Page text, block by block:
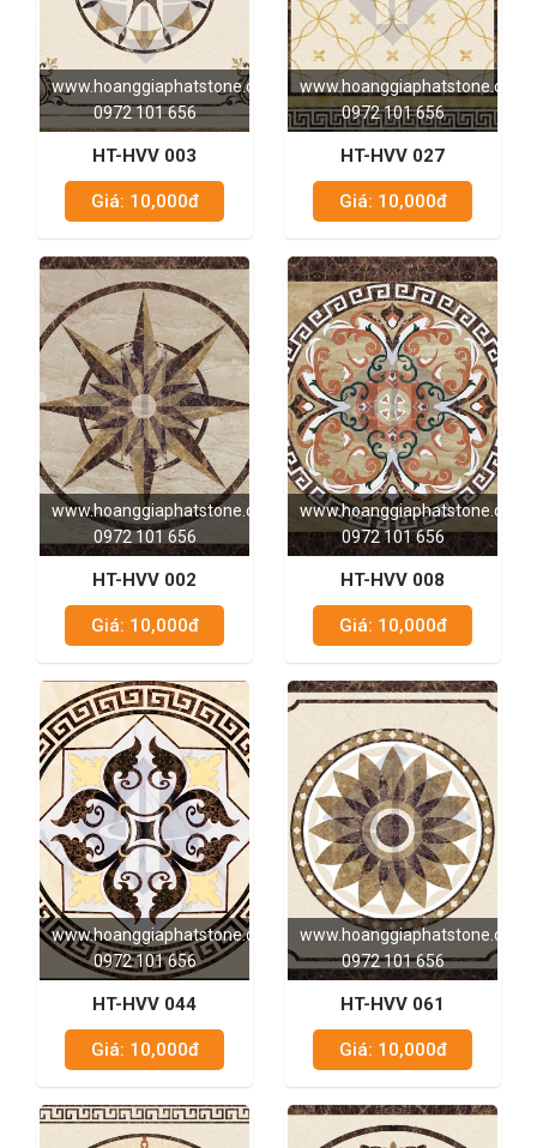
www.hoanggiaphatstone.com
0972 101 656
HT-HVV 003
Giá: 10,000đ
www.hoanggiaphatstone.com
0972 101 656
HT-HVV 027
Giá: 10,000đ
www.hoanggiaphatstone.com
0972 101 656
HT-HVV 002
Giá: 10,000đ
www.hoanggiaphatstone.com
0972 101 656
HT-HVV 008
Giá: 10,000đ
www.hoanggiaphatstone.com
0972 101 656
HT-HVV 044
Giá: 10,000đ
www.hoanggiaphatstone.com
0972 101 656
HT-HVV 061
Giá: 10,000đ